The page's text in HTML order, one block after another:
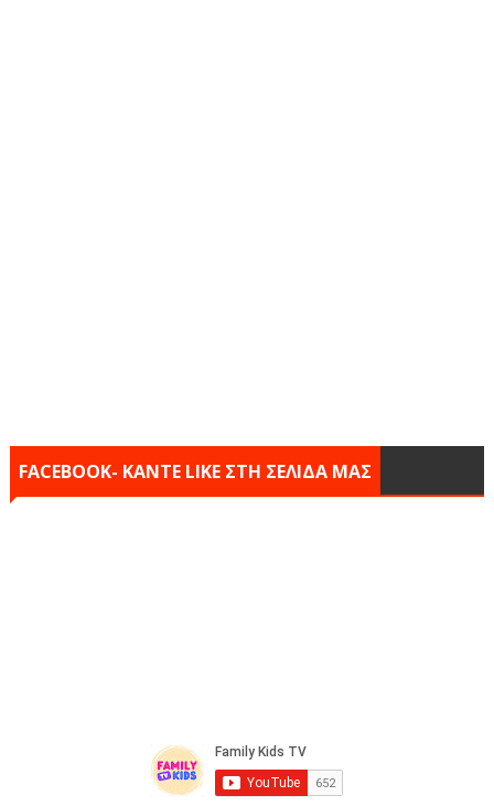
FACEBOOK- KANTE LIKE ΣΤΗ ΣΕΛΙΔΑ ΜΑΣ